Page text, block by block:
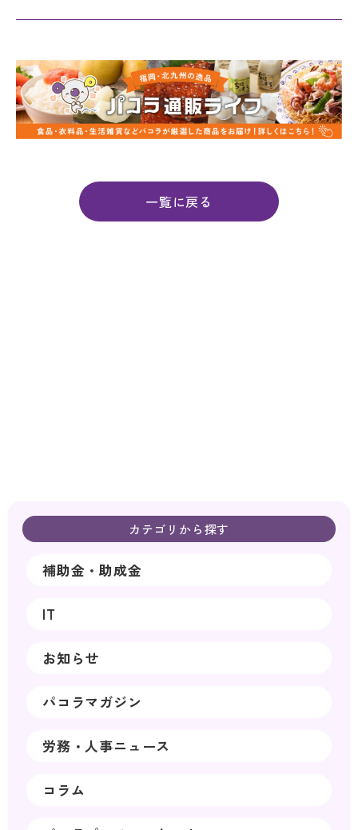
一覧に戻る
カテゴリから探す
補助金・助成金
IT
お知らせ
パコラマガジン
労務・人事ニュース
コラム